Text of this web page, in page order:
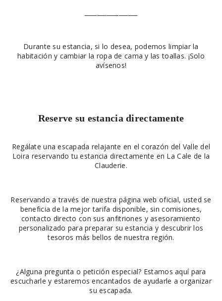
Durante su estancia, si lo desea, podemos limpiar la
habitación y cambiar la ropa de cama y las toallas. ¡Solo
avísenos!
Reserve su estancia directamente
Regálate una escapada relajante en el corazón del Valle del
Loira reservando tu estancia directamente en La Cale de la
Clauderie.
Reservando a través de nuestra página web oficial, usted se
beneficia de la mejor tarifa disponible, sin comisiones,
contacto directo con sus anfitriones y asesoramiento
personalizado para preparar su estancia y descubrir los
tesoros más bellos de nuestra región.
¿Alguna pregunta o petición especial? Estamos aquí para
escucharle y estaremos encantados de ayudarle a organizar
su escapada.